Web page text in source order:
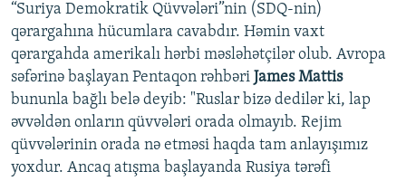
“Suriya Demokratik Qüvvələri”nin (SDQ-nin)
qərargahına hücumlara cavabdır. Həmin vaxt
qərargahda amerikalı hərbi məsləhətçilər olub. Avropa
səfərinə başlayan Pentaqon rəhbəri James Mattis
bununla bağlı belə deyib: "Ruslar bizə dedilər ki, lap
əvvəldən onların qüvvələri orada olmayıb. Rejim
qüvvələrinin orada nə etməsi haqda tam anlayışımız
yoxdur. Ancaq atışma başlayanda Rusiya tərəfi